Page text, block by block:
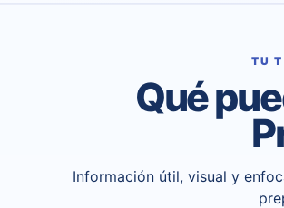
TU
Qué
Información útil, visual y